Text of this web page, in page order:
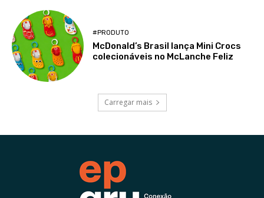
#PRODUTO
McDonald’s Brasil lança Mini Crocs
colecionáveis no McLanche Feliz
Carregar mais